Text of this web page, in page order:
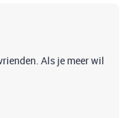
Als je meer wil